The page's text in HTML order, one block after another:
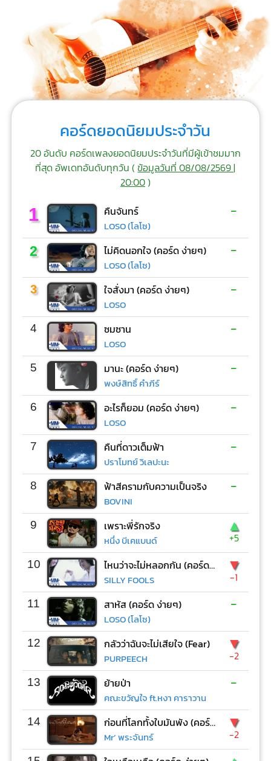
คอร์ดยอดนิยมประจำวัน
20 อันดับ คอร์ดเพลงยอดนิยมประจำวันที่มีผู้เข้าชมมาก
ที่สุด อัพเดทอันดับทุกวัน (ข้อมูลวันที่ 08/08/2569 |
20:00)
1 คืนจันทร์
LOSO (โลโซ)
-
2 ไม่คิดนอกใจ (คอร์ด ง่ายๆ)
LOSO (โลโซ)
-
3 ใจสั่งมา (คอร์ด ง่ายๆ)
LOSO
-
4 ซมซาน
LOSO
-
5 มานะ (คอร์ด ง่ายๆ)
พงษ์สิทธิ์ คำภีร์
-
6 อะไรก็ยอม (คอร์ด ง่ายๆ)
LOSO
-
7 คืนที่ดาวเต็มฟ้า
ปราโมทย์ วิเลปะนะ
-
8 ฟ้าสีครามกับความเป็นจริง
BOVINI
-
9 เพราะพี่รักจริง
หนึ่ง บีเคแบนด์
▲
+5
10 ไหนว่าจะไม่หลอกกัน (คอร์ด ง่ายๆ)
SILLY FOOLS
▼
-1
11 สาหัส (คอร์ด ง่ายๆ)
LOSO (โลโซ)
-
12 กลัวว่าฉันจะไม่เสียใจ (Fear)
PURPEECH
▼
-2
13 ย้ายป่า
คณะขวัญใจ ft.หงา คาราวาน
-
14 ก่อนที่โลกทั้งใบมันพัง (คอร์ด ง่ายๆ)
Mr’ พระจันทร์
▼
-2